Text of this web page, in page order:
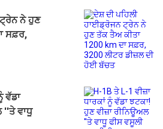
ਨੇ ਹੁਣ
ਸਫ਼ਰ,
ਵੱਡਾ
''ਤੇ ਵਾਧੂ